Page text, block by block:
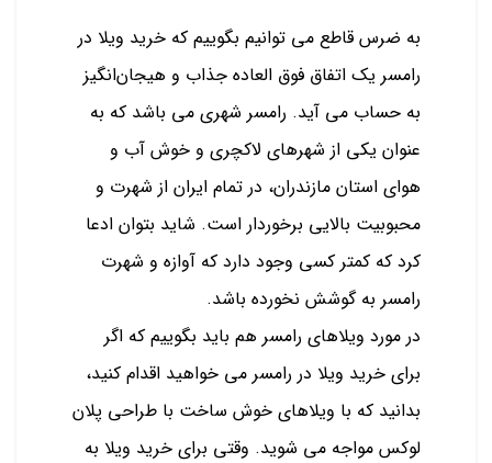
به ضرس قاطع می توانیم بگوییم که خرید ویلا در
رامسر یک اتفاق فوق العاده جذاب و هیجان‌انگیز
به حساب می آید. رامسر شهری می باشد که به
عنوان یکی از شهرهای لاکچری و خوش آب و
هوای استان مازندران، در تمام ایران از شهرت و
محبوبیت بالایی برخوردار است. شاید بتوان ادعا
کرد که کمتر کسی وجود دارد که آوازه و شهرت
رامسر به گوشش نخورده باشد.
در مورد ویلاهای رامسر هم باید بگوییم که اگر
برای خرید ویلا در رامسر می خواهید اقدام کنید،
بدانید که با ویلاهای خوش ‌ساخت با طراحی پلان
لوکس مواجه می شوید. وقتی برای خرید ویلا به